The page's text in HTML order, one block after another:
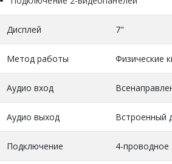
Дисплей 7"
Метод работы Физические
Аудио вход
Аудио выход Встроенный
Подключение 4-проводное